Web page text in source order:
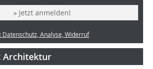
» Jetzt anmelden!
Datenschutz, Analyse, Widerruf
Architektur